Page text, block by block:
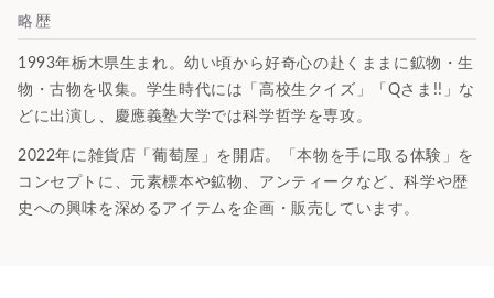
略歴
1993年栃木県生まれ。幼い頃から好奇心の赴くままに鉱物・生
物・古物を収集。学生時代には「高校生クイズ」「Qさま!!」な
どに出演し、慶應義塾大学では科学哲学を専攻。
2022年に雑貨店「葡萄屋」を開店。「本物を手に取る体験」を
コンセプトに、元素標本や鉱物、アンティークなど、科学や歴
史への興味を深めるアイテムを企画・販売しています。